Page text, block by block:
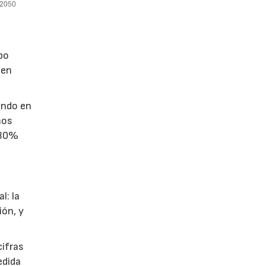
en
la
y